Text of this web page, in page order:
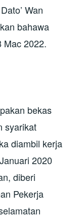
Wan
bahawa
Mac 2022.
bekas
syarikat
diambil kerja
2020
diberi
Pekerja